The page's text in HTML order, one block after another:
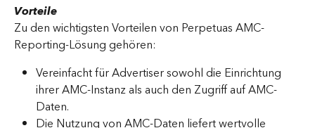
Vorteile
Zu den wichtigsten Vorteilen von Perpetuas AMC-
Reporting-Lösung gehören:
Vereinfacht für Advertiser sowohl die Einrichtung
ihrer AMC-Instanz als auch den Zugriff auf AMC-
Daten.
Die Nutzung von AMC-Daten liefert wertvolle